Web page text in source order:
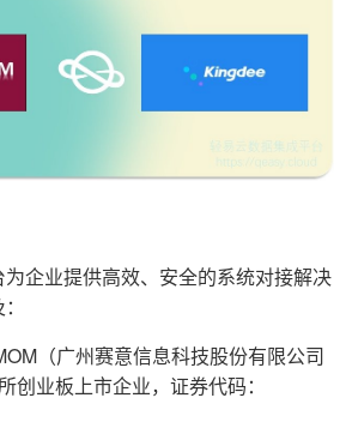
企业提供高效、安全的系统对接解决
（广州赛意信息科技股份有限公司
创业板上市企业，证券代码：